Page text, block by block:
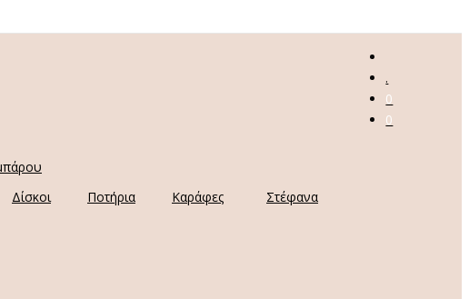
Δίσκοι
Ποτήρια Καράφες Στέφανα
.
0
0